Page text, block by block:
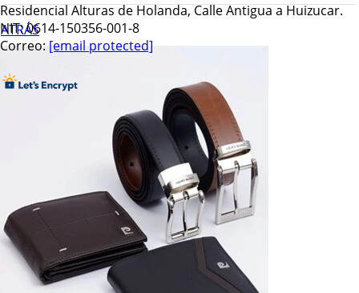
ATRÁS
Residencial Alturas de Holanda, Calle Antigua a Huizucar.
NIT: 0614-150356-001-8
Correo: [email protected]